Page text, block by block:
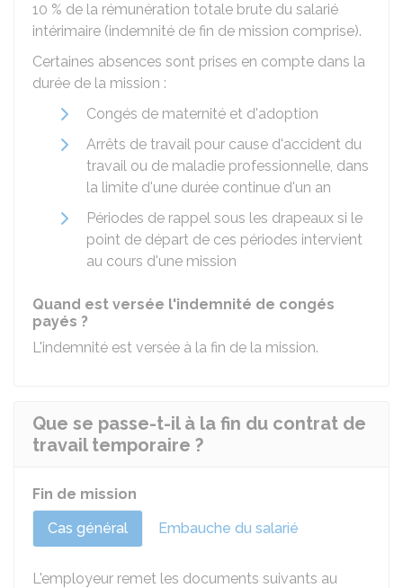
10 % de la rémunération totale brute du salarié
intérimaire (indemnité de fin de mission comprise).
Certaines absences sont prises en compte dans la
durée de la mission :
Congés de maternité et d'adoption
Arrêts de travail pour cause d'accident du
travail ou de maladie professionnelle, dans
la limite d'une durée continue d'un an
Périodes de rappel sous les drapeaux si le
point de départ de ces périodes intervient
au cours d'une mission
Quand est versée l'indemnité de congés
payés ?
L'indemnité est versée à la fin de la mission.
Que se passe-t-il à la fin du contrat de
travail temporaire ?
Fin de mission
Cas général
Embauche du salarié
L'employeur remet les documents suivants au